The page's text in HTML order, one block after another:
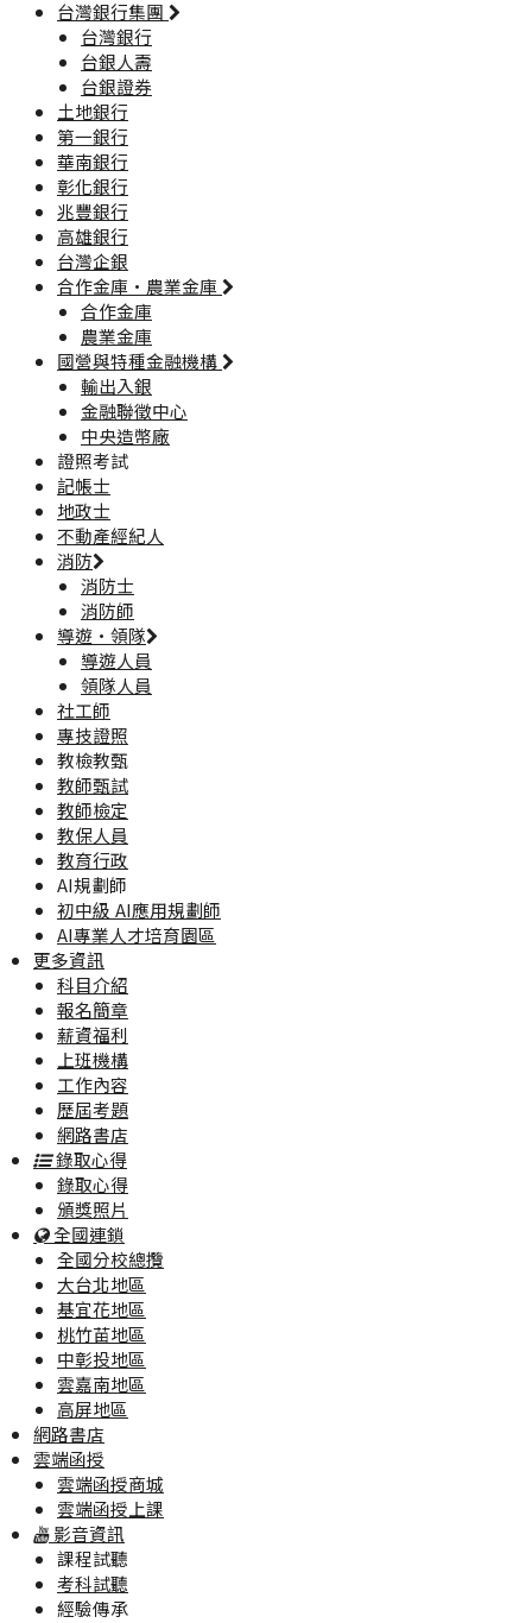
台灣銀行集團
台灣銀行
台銀人壽
台銀證券
土地銀行
第一銀行
華南銀行
彰化銀行
兆豐銀行
高雄銀行
台灣企銀
合作金庫·農業金庫
合作金庫
農業金庫
國營與特種金融機構
輸出入銀
金融聯徵中心
中央造幣廠
證照考試
記帳士
地政士
不動產經紀人
消防
消防士
消防師
導遊·領隊
導遊人員
領隊人員
社工師
專技證照
教檢教甄
教師甄試
教師檢定
教保人員
教育行政
AI規劃師
初中級 AI應用規劃師
AI專業人才培育園區
更多資訊
科目介紹
報名簡章
薪資福利
上班機構
工作內容
歷屆考題
網路書店
錄取心得
錄取心得
頒獎照片
全國連鎖
全國分校總攬
大台北地區
基宜花地區
桃竹苗地區
中彰投地區
雲嘉南地區
高屏地區
網路書店
雲端函授
雲端函授商城
雲端函授上課
影音資訊
課程試聽
考科試聽
經驗傳承